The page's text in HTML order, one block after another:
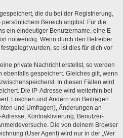
die du bei der Registrierung,
Bereich angibst. Für die
ein eindeutiger Benutzername, eine E-
notwendig. Wenn durch den Betreiber
wurden, so ist dies für dich vor
private Nachricht erstellst, so werden
ebenfalls gespeichert. Gleiches gilt, wenn
In diesen Fällen wird
Die IP-Adresse wird weiterhin bei
Löschen und Ändern von Beiträgen
und Umfragen), Änderungen an
Kontoaktivierung, Benutzer-
Die von deinem Browser
(User Agent) wird nur in der „Wer